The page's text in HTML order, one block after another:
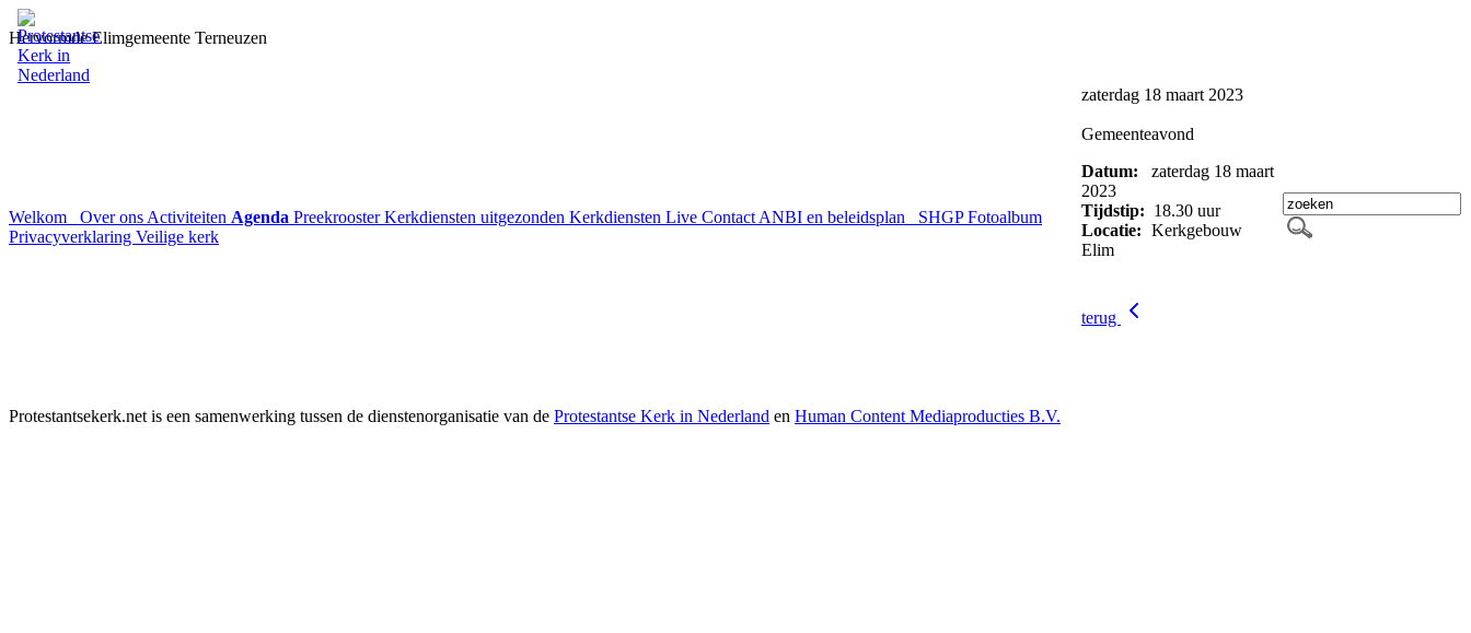
Hervormde Elimgemeente Terneuzen
Welkom Over ons Activiteiten Agenda PreekroosterKerkdiensten uitgezonden Kerkdiensten Live Contact ANBI en beleidsplan SHGPFotoalbum
Privacyverklaring Veilige kerk
zaterdag 18 maart 2023
Gemeenteavond
Datum:
zaterdag 18 maart
2023
Tijdstip: 18.30 uur
Locatie: Kerkgebouw
Elim
terug
Protestantsekerk.net is een samenwerking tussen de dienstenorganisatie van de Protestantse Kerk in Nederland en Human Content Mediaproducties B.V.